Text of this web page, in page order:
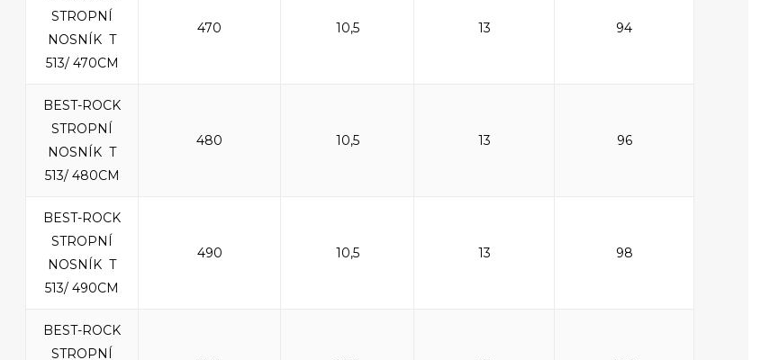
STROPNÍ
NOSNÍK T
513/ 470CM
470 10,5 13 94
BEST-ROCK
STROPNÍ
NOSNÍK T
513/ 480CM
480 10,5 13 96
BEST-ROCK
STROPNÍ
NOSNÍK T
513/ 490CM
490 10,5 13 98
BEST-ROCK
STROPNÍ